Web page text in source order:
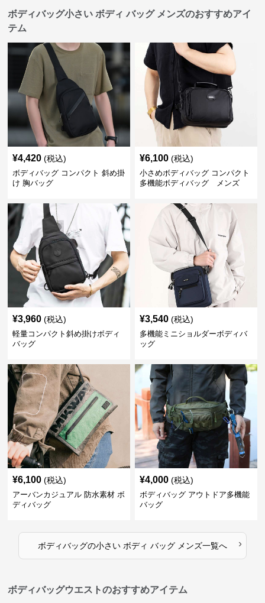
ボディバッグ小さい ボディ バッグ メンズのおすすめアイ
テム
¥4,420 (税込)
ボディバッグ コンパクト 斜め掛
け 胸バッグ
¥6,100 (税込)
小さめボディバッグ コンパクト
多機能ボディバッグ メンズ
¥3,960 (税込)
軽量コンパクト斜め掛けボディ
バッグ
¥3,540 (税込)
多機能ミニショルダーボディバ
ッグ
¥6,100 (税込)
アーバンカジュアル 防水素材 ボ
ディバッグ
¥4,000 (税込)
ボディバッグ アウトドア多機能
バッグ
ボディバッグの小さい ボディ バッグ メンズ一覧へ ›
ボディバッグウエストのおすすめアイテム